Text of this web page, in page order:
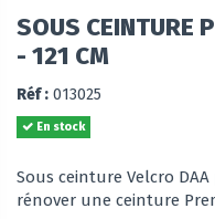
SOUS CEINTURE
- 121 CM
Réf : 013025
En stock
Sous ceinture Velcro
rénover une ceinture